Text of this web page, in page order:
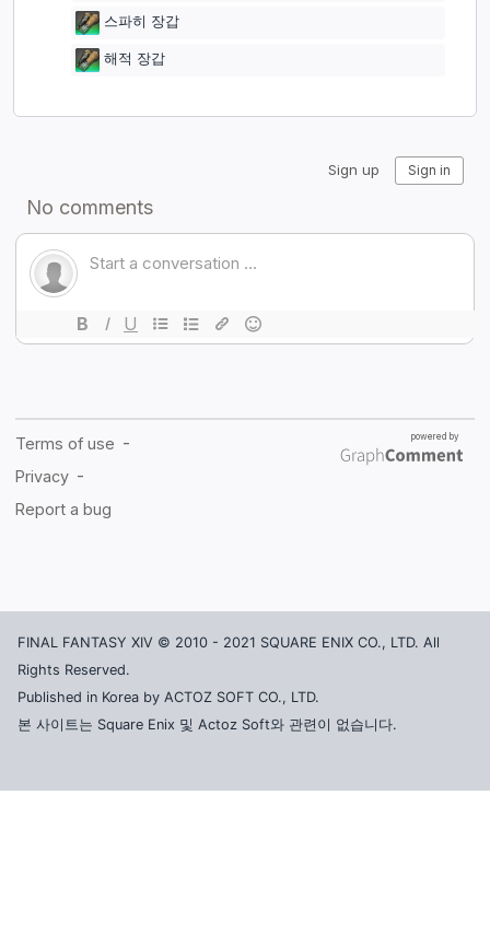
스파히 장갑
해적 장갑
FINAL FANTASY XIV © 2010 - 2021 SQUARE ENIX CO., LTD. All
Rights Reserved.
Published in Korea by ACTOZ SOFT CO., LTD.
본 사이트는 Square Enix 및 Actoz Soft와 관련이 없습니다.